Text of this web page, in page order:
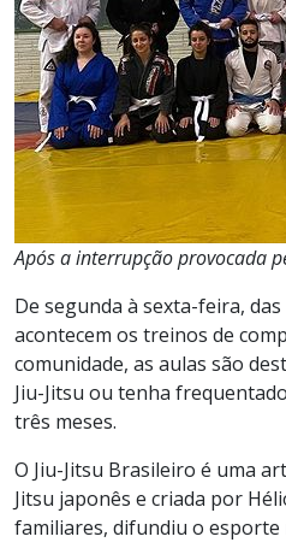
Após a interrupção provocada
De segunda à sexta-feira,
acontecem os treinos de
comunidade, as aulas são
Jiu-Jitsu ou tenha
três meses.
O Jiu-Jitsu Brasileiro é uma
Jitsu japonês e criada por
familiares, difundiu o esporte